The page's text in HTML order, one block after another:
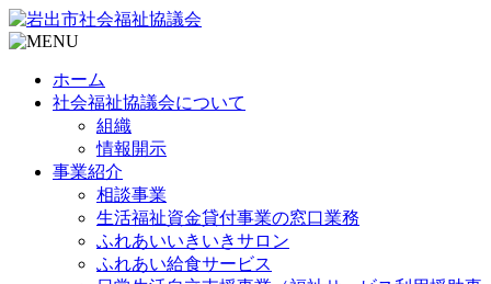
ホーム
社会福祉協議会について
組織
情報開示
事業紹介
相談事業
生活福祉資金貸付事業の窓口業務
ふれあいいきいきサロン
ふれあい給食サービス